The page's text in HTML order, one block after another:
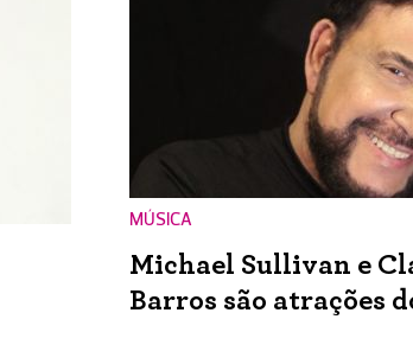
MÚSICA
Michael Sullivan e
Barros são atrações